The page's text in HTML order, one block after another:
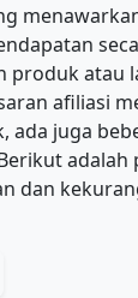
produk atau
afiliasi
ada juga
adalah
dan